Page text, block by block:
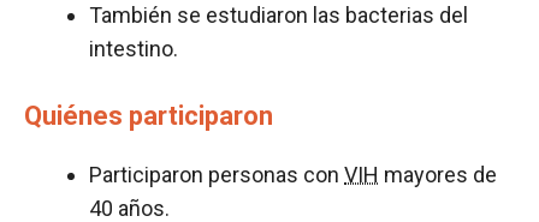
También se estudiaron las bacterias del
intestino.
Quiénes participaron
Participaron personas con VIH mayores de
40 años.